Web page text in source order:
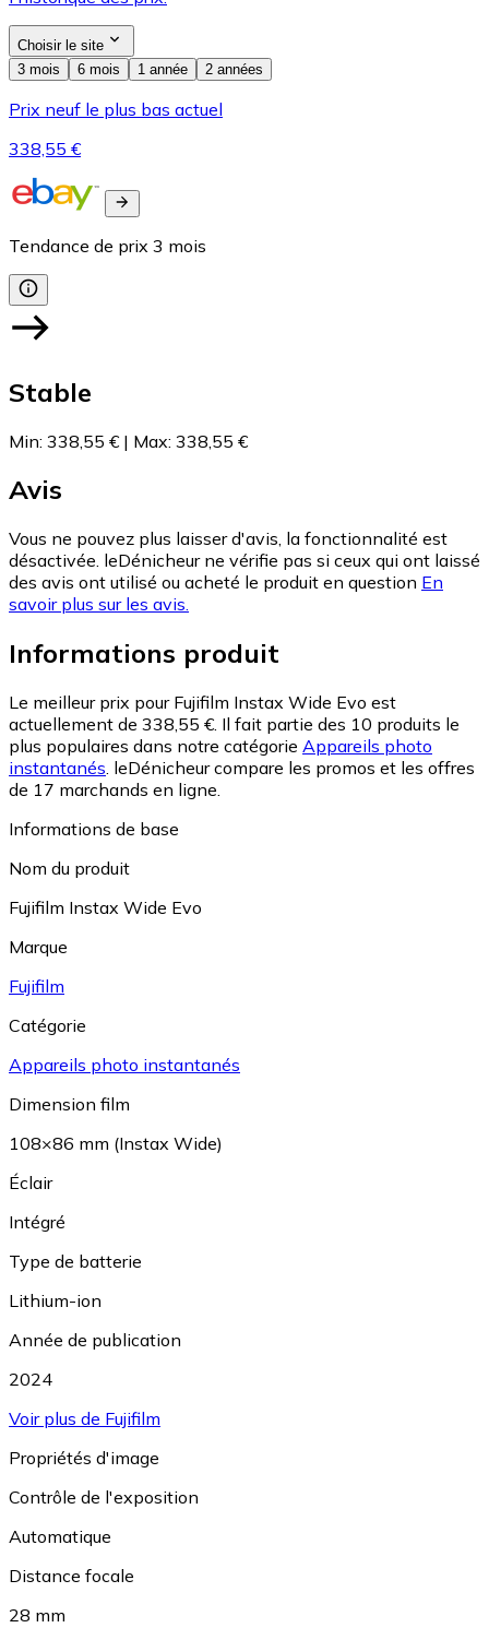
Choisir le site
3 mois
6 mois 1 année 2 années
Prix neuf le plus bas actuel
338,55 €
Tendance de prix 3 mois
Stable
Min: 338,55 € | Max: 338,55 €
Avis
Vous ne pouvez plus laisser d'avis, la fonctionnalité est
désactivée. leDénicheur ne vérifie pas si ceux qui ont laissé
des avis ont utilisé ou acheté le produit en question En
savoir plus sur les avis.
Informations produit
Le meilleur prix pour Fujifilm Instax Wide Evo est
actuellement de 338,55 €. Il fait partie des 10 produits le
plus populaires dans notre catégorie Appareils photo
instantanés. leDénicheur compare les promos et les offres
de 17 marchands en ligne.
Informations de base
Nom du produit
Fujifilm Instax Wide Evo
Marque
Fujifilm
Catégorie
Appareils photo instantanés
Dimension film
108×86 mm (Instax Wide)
Éclair
Intégré
Type de batterie
Lithium-ion
Année de publication
2024
Voir plus de Fujifilm
Propriétés d'image
Contrôle de l'exposition
Automatique
Distance focale
28 mm